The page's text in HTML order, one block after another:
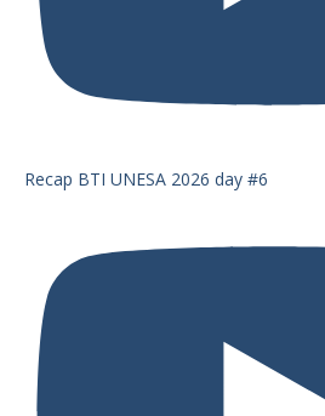
Recap BTI UNESA 2026 day #6